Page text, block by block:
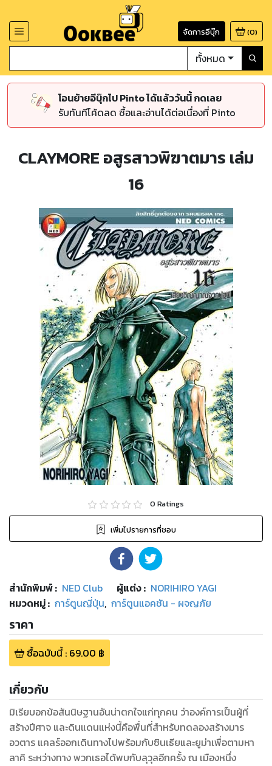
จัดการอีบุ๊ก (0)
ทั้งหมด
โอนย้ายอีบุ๊กไป Pinto ได้แล้ววันนี้ กดเลย
รับทันทีโค้ดลด ซื้อและอ่านได้ต่อเนื่องที่ Pinto
CLAYMORE อสูรสาวพิฆาตมาร เล่ม
16
0 Ratings
เพิ่มไปรายการที่ชอบ
สำนักพิมพ์: NED Club ผู้แต่ง : NORIHIRO YAGI
หมวดหมู่: การ์ตูนญี่ปุ่น, การ์ตูนแอคชัน - ผจญภัย
ราคา
ซื้อฉบับนี้: 69.00 ฿
เกี่ยวกับ
มิเรียบอกข้อสันนิษฐานอันน่าตกใจแก่ทุกคน ว่าองค์การเป็นผู้ที่
สร้างปีศาจ และดินแดนแห่งนี้คือพื่นที่สำหรับทดลองสร้างมาร
อวตาร แคลร์ออกเดินทางไปพร้อมกับซินเธียและยูม่าเพื่อตามหา
ลาคิ ระหว่างทาง พวกเธอได้พบกับลุวุลอีกครั้ง ณ เมืองหนึ่ง